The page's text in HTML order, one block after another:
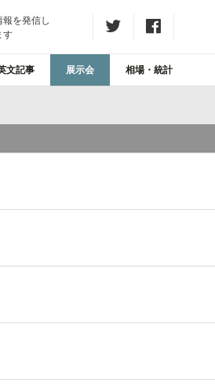
を発信し
す
文記事 展示会 相場・統計